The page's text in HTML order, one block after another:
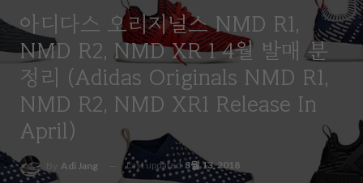
아디다스 오리지널스 NMD R1,
NMD R2, NMD XR 1 4월 발매 분
정리 (adidas Originals NMD R1,
NMD R2, NMD XR1 Release In
April)
Adi Jang Last updated3월 13, 2018